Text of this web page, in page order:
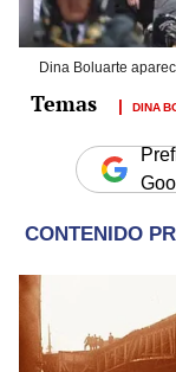
Dina Boluarte
DINA